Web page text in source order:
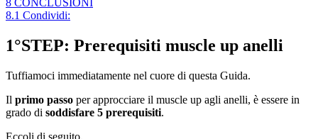
8.1 Condividi:
1°STEP: Prerequisiti muscle up anelli
Tuffiamoci immediatamente nel cuore di questa Guida.
Il primo passo per approcciare il muscle up agli anelli, è essere in
grado di soddisfare 5 prerequisiti.
Eccoli di seguito.